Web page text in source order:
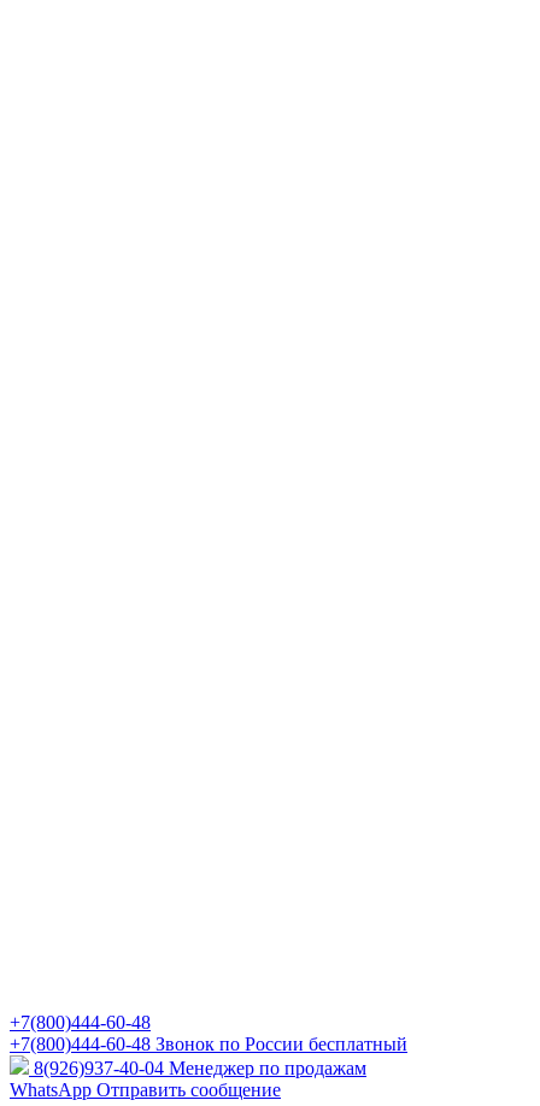
+7(800)444-60-48
+7(800)444-60-48 Звонок по России бесплатный
8(926)937-40-04 Менеджер по продажам
WhatsApp Отправить сообщение